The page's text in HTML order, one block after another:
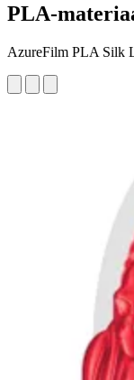
PLA-
AzureFilm PLA Silk